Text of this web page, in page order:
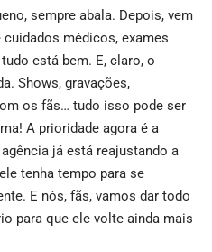
sempre abala. Depois, vem
cuidados médicos, exames
está bem. E, claro, o
Shows, gravações,
os fãs… tudo isso pode ser
A prioridade agora é a
já está reajustando a
tenha tempo para se
E nós, fãs, vamos dar todo
para que ele volte ainda mais